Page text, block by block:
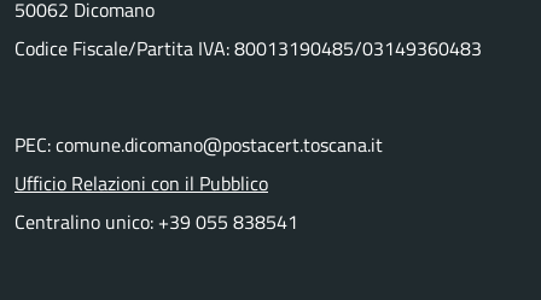
50062 Dicomano
Codice Fiscale/Partita IVA: 80013190485/03149360483
PEC: comune.dicomano@postacert.toscana.it
Ufficio Relazioni con il Pubblico
Centralino unico: +39 055 838541